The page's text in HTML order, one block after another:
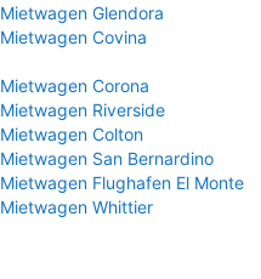
Mietwagen Glendora
Mietwagen Covina
Mietwagen Corona
Mietwagen Riverside
Mietwagen Colton
Mietwagen San Bernardino
Mietwagen Flughafen El Monte
Mietwagen Whittier